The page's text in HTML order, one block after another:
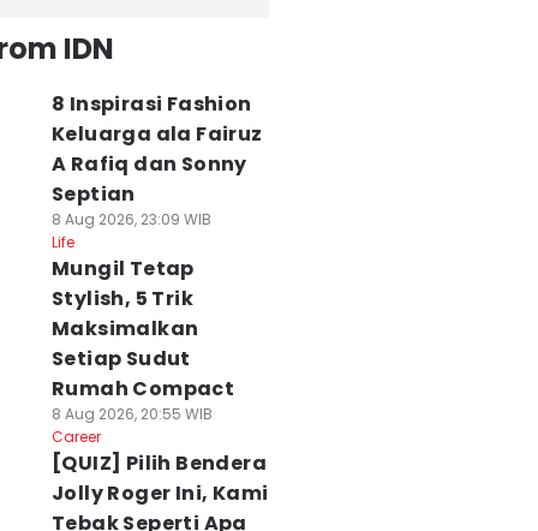
IDN
8 Inspirasi Fashion
Keluarga ala Fairuz
A Rafiq dan Sonny
Septian
8 Aug 2026, 23:09 WIB
Life
Mungil Tetap
Stylish, 5 Trik
Maksimalkan
Setiap Sudut
Rumah Compact
8 Aug 2026, 20:55 WIB
Career
[QUIZ] Pilih Bendera
Jolly Roger Ini, Kami
Tebak Seperti Apa